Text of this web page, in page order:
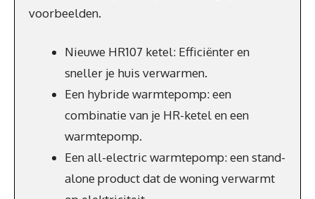
voorbeelden.
Nieuwe HR107 ketel: Efficiënter en
sneller je huis verwarmen.
Een hybride warmtepomp: een
combinatie van je HR-ketel en een
warmtepomp.
Een all-electric warmtepomp: een stand-
alone product dat de woning verwarmt